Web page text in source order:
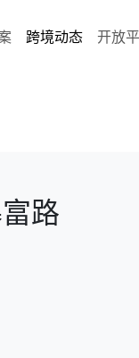
跨境动态 开放
路